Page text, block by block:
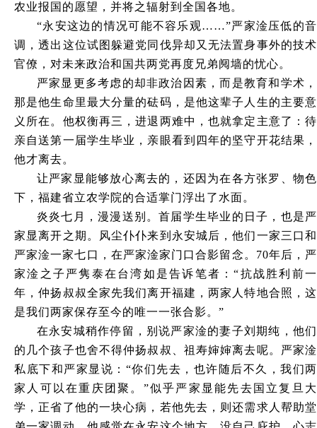
农业报国的愿望，并将之辐射到全国各地。
“永安这边的情况可能不容乐观……”严家淦压低的音
调，透出这位试图躲避党同伐异却又无法置身事外的技术
官僚，对未来政治和国共两党再度兄弟阋墙的忧心。
严家显更多考虑的却非政治因素，而是教育和学术，
那是他生命里最大分量的砝码，是他这辈子人生的主要意
义所在。他权衡再三，进退两难中，也就拿定主意了：待
亲自送第一届学生毕业，亲眼看到四年的坚守开花结果，
他才离去。
让严家显能够放心离去的，还因为在各方张罗、物色
下，福建省立农学院的合适掌门浮出了水面。
炎炎七月，漫漫送别。首届学生毕业的日子，也是严
家显离开之期。风尘仆仆来到永安城后，他们一家三口和
严家淦一家七口，在严家淦家门口合影留念。 70年后，严
家淦之子严隽泰在台湾如是告诉笔者：“抗战胜利前一
年，仲扬叔叔全家先我们离开福建，两家人特地合照，这
是我们两家保存至今的唯一一张合影。”
在永安城稍作停留，别说严家淦的妻子刘期纯，他们
的几个孩子也舍不得仲扬叔叔、祖寿婶婶离去呢。严家淦
私底下和严家显说： “你们先去，也许随后不久，我们两
家人可以在重庆团聚。”似乎严家显能先去国立复旦大
学，正省了他的一块心病，若他先去，则还需求人帮助堂